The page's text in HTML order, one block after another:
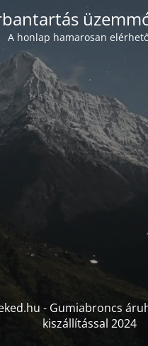
A honlap hamarosan
- Gumiabroncs
kiszállítással 2024